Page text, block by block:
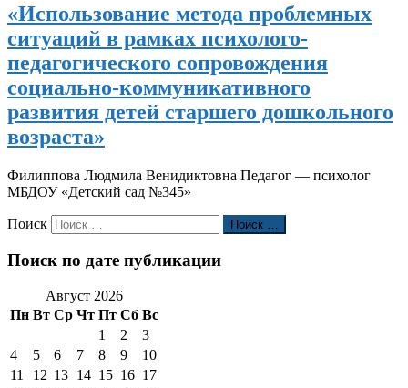
«Использование метода проблемных
ситуаций в рамках психолого-
педагогического сопровождения
социально-коммуникативного
развития детей старшего дошкольного
возраста»
Филиппова Людмила Венидиктовна Педагог — психолог
МБДОУ «Детский сад №345»
Поиск Поиск …
Поиск по дате публикации
Август 2026
Пн Вт Ср Чт Пт Сб Вс
1
2
3
4
5 6 7 8 9
10
11
12 13 14 15 16 17